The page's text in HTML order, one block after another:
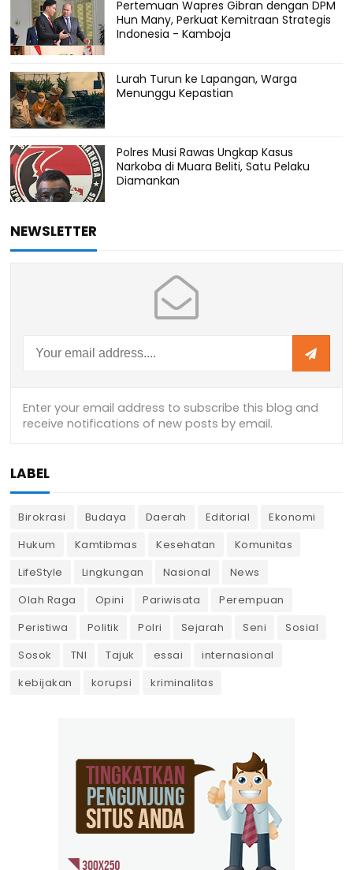
Pertemuan Wapres Gibran dengan DPM
Hun Many, Perkuat Kemitraan Strategis
Indonesia - Kamboja
Lurah Turun ke Lapangan, Warga
Menunggu Kepastian
Polres Musi Rawas Ungkap Kasus
Narkoba di Muara Beliti, Satu Pelaku
Diamankan
NEWSLETTER
LABEL
Birokrasi Budaya Daerah Editorial
Ekonomi
Hukum
Kamtibmas Kesehatan
Komunitas
LifeStyle
Lingkungan Nasional
News
Olah Raga
Opini Pariwisata
Perempuan
Peristiwa
Politik Polri Sejarah Seni
Sosial
Sosok
TNI Tajuk essai
internasional
kebijakan
korupsi kriminalitas